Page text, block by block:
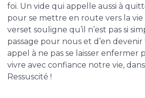
foi. Un vide qui appelle aussi à
pour se mettre en route vers la vie
verset souligne qu’il n’est pas si
passage pour nous et d’en devenir
appel à ne pas se laisser enfermer
vivre avec confiance notre vie,
Ressuscité !